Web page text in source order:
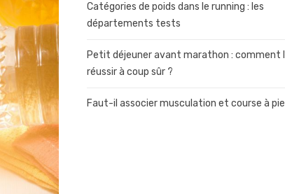
Catégories de poids dans le running : les
départements tests
Petit déjeuner avant marathon : comment
réussir à coup sûr ?
Faut-il associer musculation et course à